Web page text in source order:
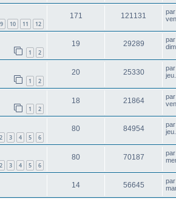
9 10 11 12
171 121131 par
1 2
19 29289 par
1 2
20 25330 par
1 2
18 21864 par
2 3 4 5 6
80 84954 par
2 3 4 5 6
80 70187 par
14 56645 par